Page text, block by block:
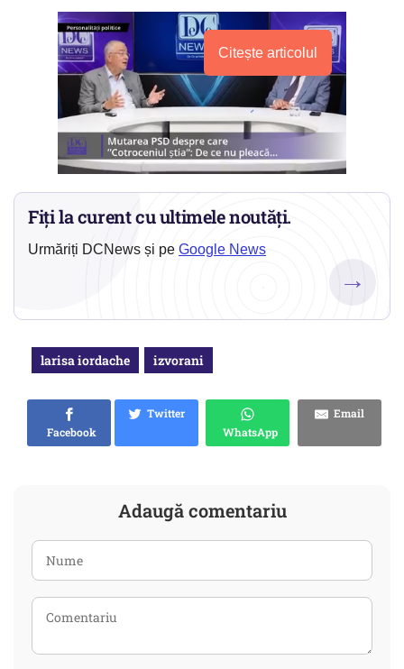
Citește articolul
Fiți la curent cu ultimele noutăți.
Urmăriți DCNews și pe Google News
→
larisa iordache izvorani
Facebook
Twitter
WhatsApp
Email
Adaugă comentariu